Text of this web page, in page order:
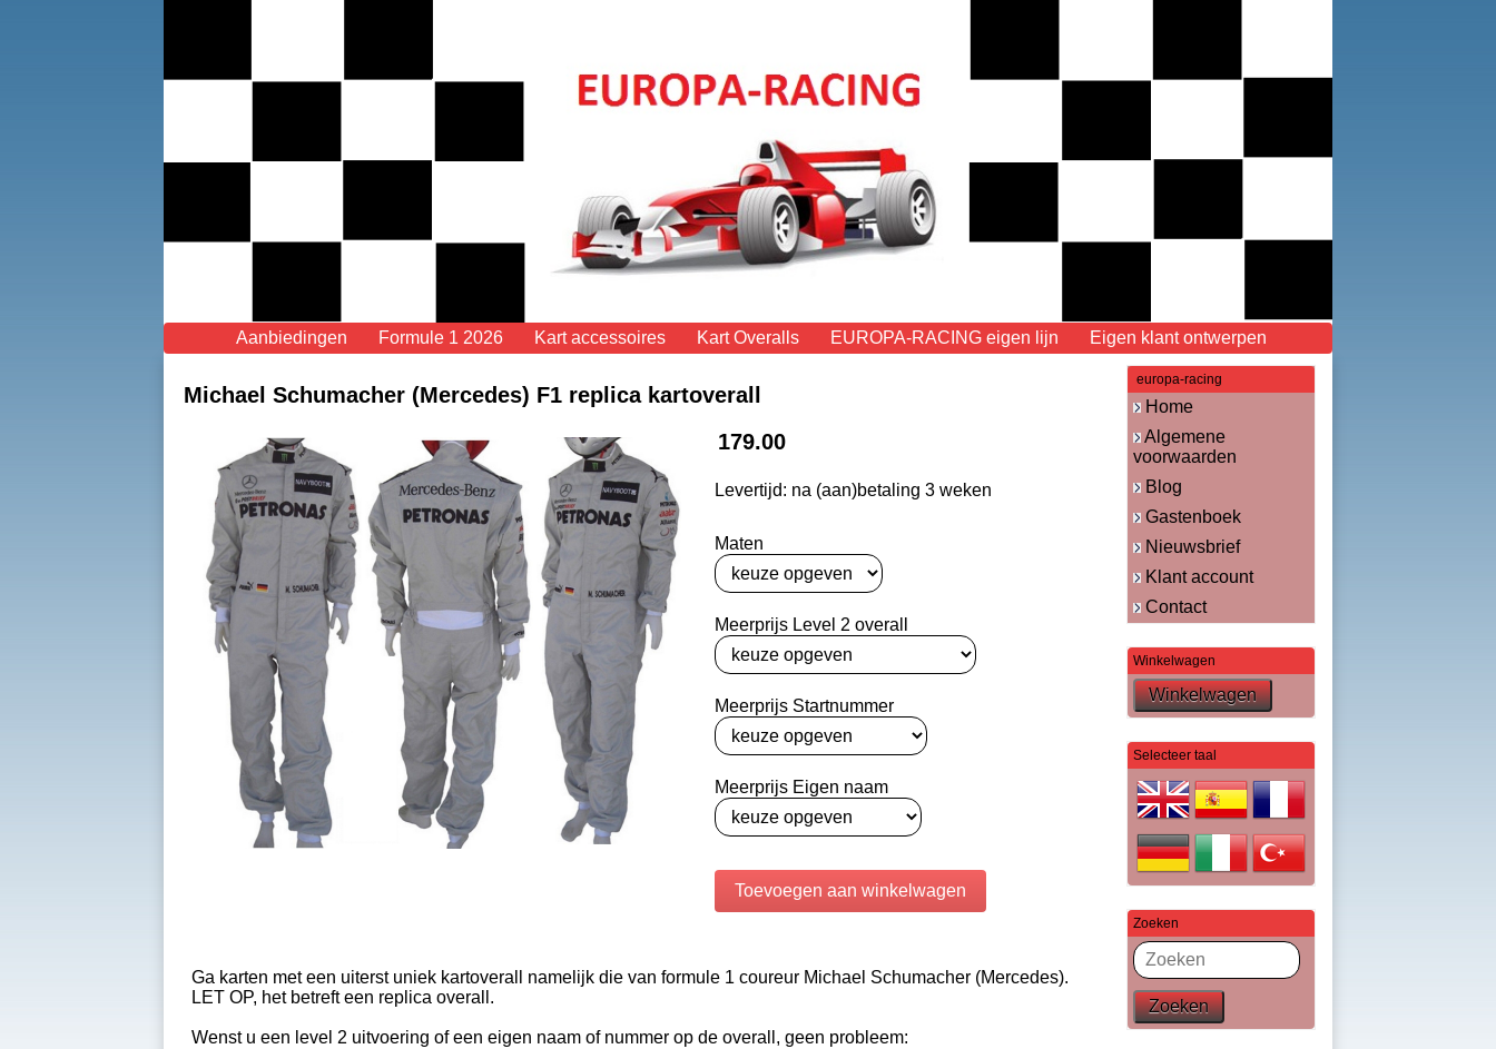
Aanbiedingen Formule 1 2026 Kart accessoires Kart Overalls EUROPA-RACING eigen lijn Eigen klant ontwerpen
Michael Schumacher (Mercedes) F1 replica kartoverall
179.00
Levertijd: na (aan)betaling 3 weken
Maten
Meerprijs Level 2 overall
Meerprijs Startnummer
Meerprijs Eigen naam
Ga karten met een uiterst uniek kartoverall namelijk die van formule 1 coureur Michael Schumacher (Mercedes).
LET OP, het betreft een replica overall.
Wenst u een level 2 uitvoering of een eigen naam of nummer op de overall, geen probleem:
europa-racing
Home
Algemene
voorwaarden
Blog
Gastenboek
Nieuwsbrief
Klant account
Contact
Winkelwagen
Selecteer taal
Zoeken
Zoeken